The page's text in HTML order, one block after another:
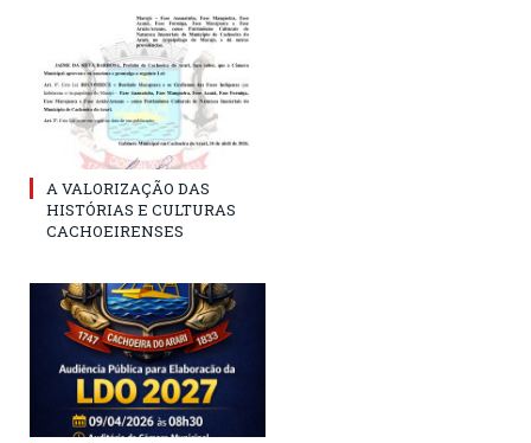
A VALORIZAÇÃO DAS
HISTÓRIAS E CULTURAS
CACHOEIRENSES